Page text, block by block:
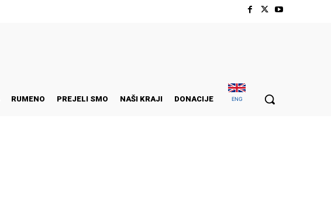
RUMENO PREJELI SMO NAŠI KRAJI DONACIJE ENG